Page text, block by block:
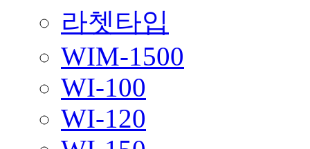
라쳇타입
WIM-1500
WI-100
WI-120